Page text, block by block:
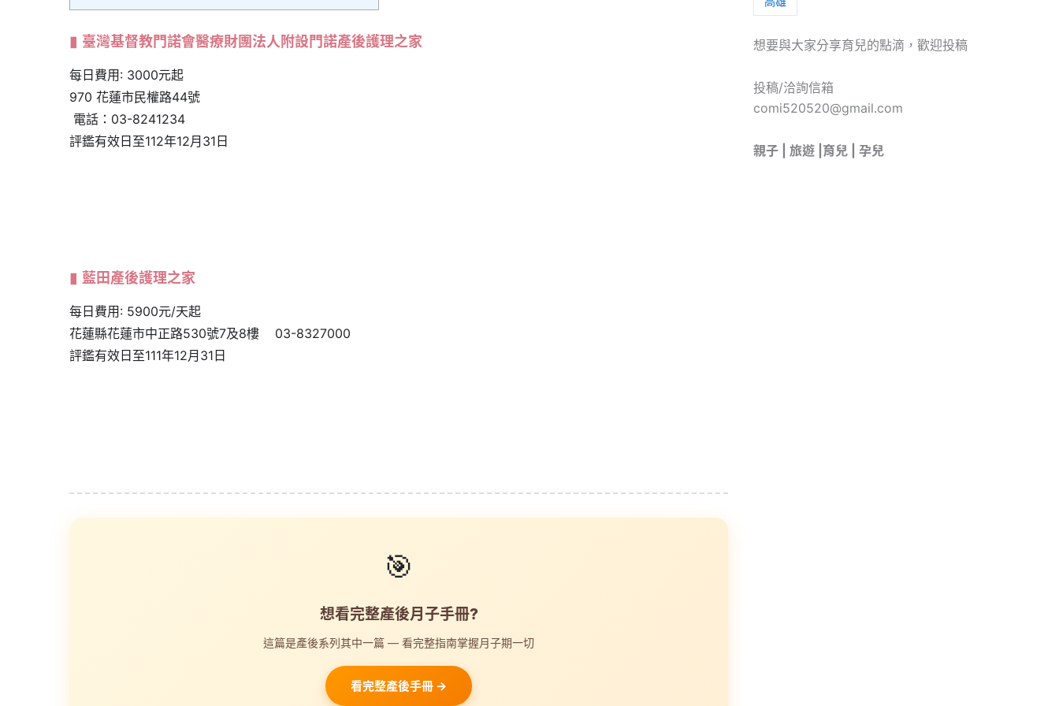
臺灣基督教門諾會醫療財團法人附設門諾產後護理之家
每日費用: 3000元起
970 花蓮市民權路44號
電話：03-8241234
評鑑有效日至112年12月31日
藍田產後護理之家
每日費用: 5900元/天起
花蓮縣花蓮市中正路530號7及8樓 03-8327000
評鑑有效日至111年12月31日
🎯
想看完整產後月子手冊?
這篇是產後系列其中一篇 — 看完整指南掌握月子期一切
看完整產後手冊 →
想要與大家分享育兒的點滴，歡迎投稿
投稿/洽詢信箱
comi520520@gmail.com
親子 | 旅遊 |育兒 | 孕兒